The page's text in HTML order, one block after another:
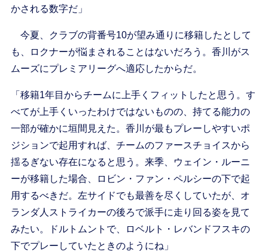
かされる数字だ」
今夏、クラブの背番号10が望み通りに移籍したとして
も、ロクナーが悩まされることはないだろう。香川がス
ムーズにプレミアリーグへ適応したからだ。
「移籍1年目からチームに上手くフィットしたと思う。す
べてが上手くいったわけではないものの、持てる能力の
一部が確かに垣間見えた。香川が最もプレーしやすいポ
ジションで起用すれば、チームのファースチョイスから
揺るぎない存在になると思う。来季、ウェイン・ルーニ
ーが移籍した場合、ロビン・ファン・ペルシーの下で起
用するべきだ。左サイドでも最善を尽くしていたが、オ
ランダ人ストライカーの後ろで派手に走り回る姿を見て
みたい。ドルトムントで、ロベルト・レバンドフスキの
下でプレーしていたときのようにね」